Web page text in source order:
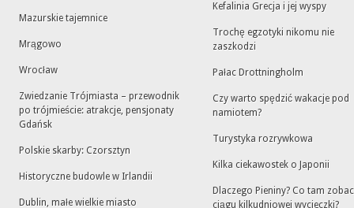
Mazurskie tajemnice
Mrągowo
Wrocław
Zwiedzanie Trójmiasta – przewodnik
po trójmieście: atrakcje, pensjonaty
Gdańsk
Polskie skarby: Czorsztyn
Historyczne budowle w Irlandii
Dublin, małe wielkie miasto
Kefalinia Grecja i jej wyspy
Trochę egzotyki nikomu nie
zaszkodzi
Pałac Drottningholm
Czy warto spędzić wakacje pod
namiotem?
Turystyka rozrywkowa
Kilka ciekawostek o Japonii
Dlaczego Pieniny? Co tam
ciągu kilkudniowej wycieczki?